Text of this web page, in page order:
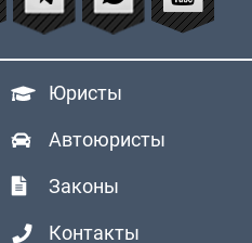
Юристы
Автоюристы
Законы
Контакты